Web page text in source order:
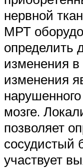
нервной
МРТ
определить
изменения
изменения
мозге.
позволяет
сосудистый
участвует